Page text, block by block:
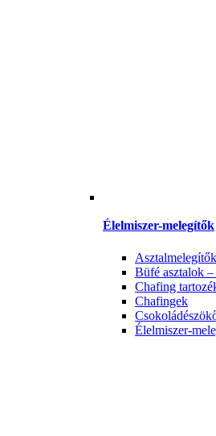
Élelmiszer-melegítők
Büfé asztalok
Chafing
Chafingek
Élelmiszer-